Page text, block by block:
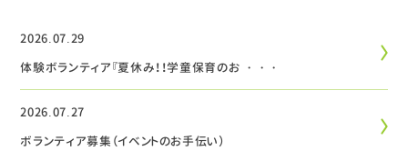
2026.07.29
体験ボランティア『夏休み！！学童保育のお ・・・
2026.07.27
ボランティア募集（イベントのお手伝い）